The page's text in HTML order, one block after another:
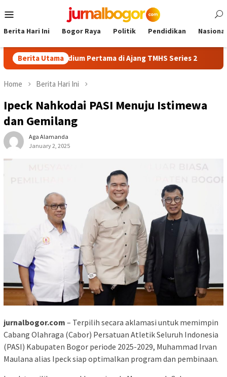
to
Menu
Berita Hari Ini Bogor Raya Politik Pendidikan Nasional
Berita Utama
Raih Podium Pertama di Ajang TMHS Series 2 AFKAB
Home Berita Hari Ini
Ipeck Nahkodai PASI Menuju Istimewa
dan Gemilang
Aga Alamanda
January 2, 2025
jurnalbogor.com – Terpilih secara aklamasi untuk memimpin
Cabang Olahraga (Cabor) Persatuan Atletik Seluruh Indonesia
(PASI) Kabupaten Bogor periode 2025-2029, Muhammad Irvan
Maulana alias Ipeck siap optimalkan program dan pembinaan.